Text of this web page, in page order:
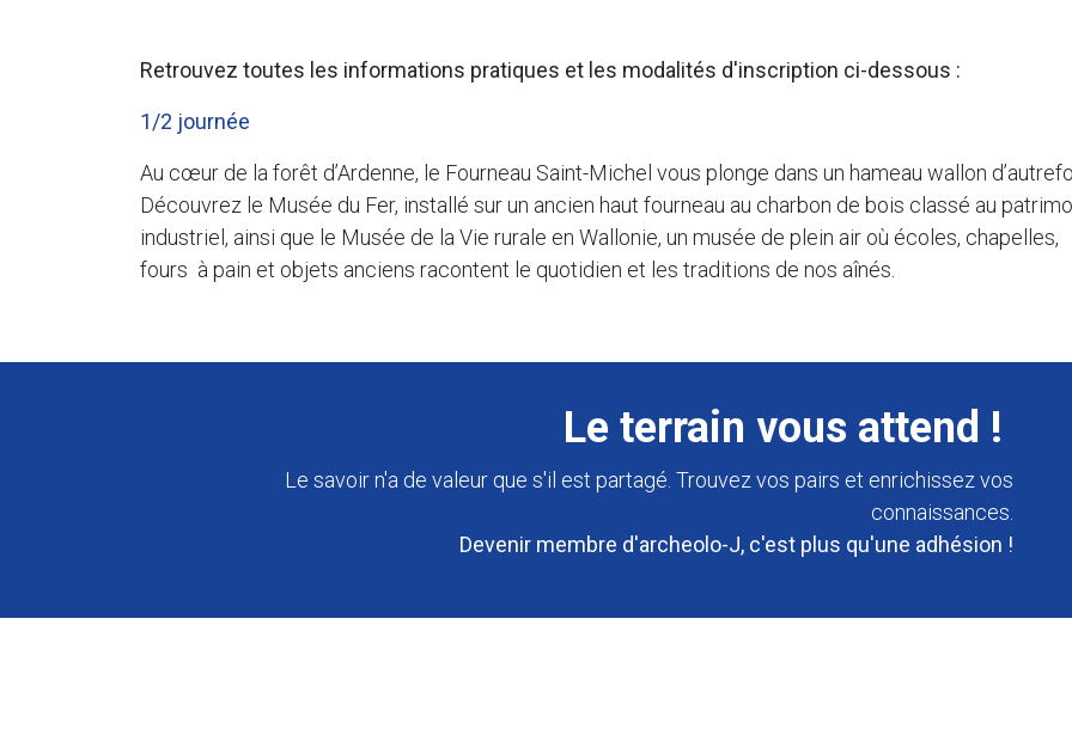
Retrouvez toutes les informations pratiques et les modalités d'inscription ci-dessous :
1/2 journée
Au cœur de la forêt d’Ardenne, le Fourneau Saint-Michel vous plonge dans un hameau wallon
Découvrez le Musée du Fer, installé sur un ancien haut fourneau au charbon de bois classé au
industriel, ainsi que le Musée de la Vie rurale en Wallonie, un musée de plein air où écoles, chapelles,
fours à pain et objets anciens racontent le quotidien et les traditions de nos aînés.
Le terrain vous attend !
Le savoir n'a de valeur que s'il est partagé. Trouvez vos pairs et enrichissez vos
connaissances.
Devenir membre d'archeolo-J, c'est plus qu'une adhésion !